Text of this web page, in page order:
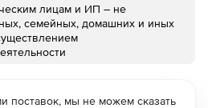
лицам и ИП – не
семейных, домашних и иных
поставок, мы не можем сказать